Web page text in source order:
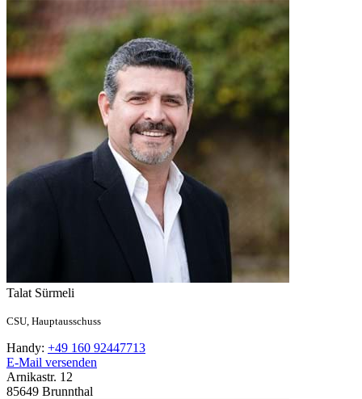
Talat Sürmeli
CSU, Hauptausschuss
Handy: +49 160 92447713
E-Mail versenden
Arnikastr. 12
85649 Brunnthal